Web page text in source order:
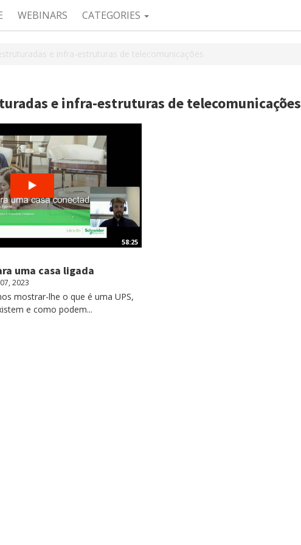
WEBINARS CATEGORIES
e infra-estruturas de telecomunicações
e infra-estruturas de telecomunicações
58:25
uma casa ligada
2023
mostrar-lhe o que é uma UPS,
e como podem...